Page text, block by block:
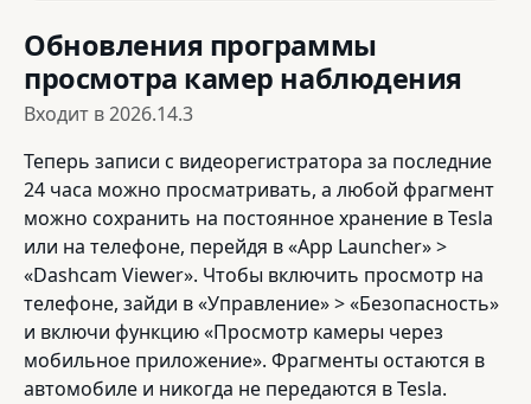
Обновления программы
просмотра камер наблюдения
Входит в2026.14.3
Теперь записи с видеорегистратора за последние
24 часа можно просматривать, а любой фрагмент
можно сохранить на постоянное хранение в Tesla
или на телефоне, перейдя в «App Launcher» >
«Dashcam Viewer». Чтобы включить просмотр на
телефоне, зайди в «Управление» > «Безопасность»
и включи функцию «Просмотр камеры через
мобильное приложение». Фрагменты остаются в
автомобиле и никогда не передаются в Tesla.